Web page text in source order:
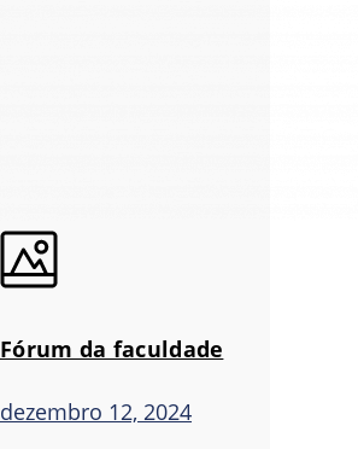
Fórum da faculdade
dezembro 12, 2024